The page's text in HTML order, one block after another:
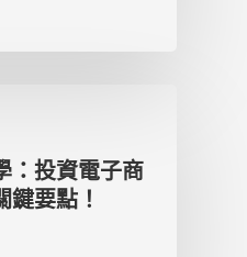
：投資電子商
鍵要點！